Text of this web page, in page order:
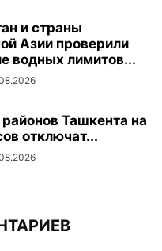
и страны
Азии проверили
водных лимитов...
Ташкента на
отключат...